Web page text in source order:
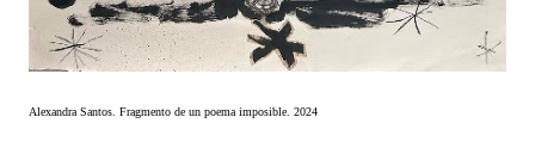
Alexandra Santos. Fragmento de un poema imposible. 2024